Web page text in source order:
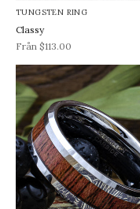
TUNGSTEN RING
Classy
REA-pris
Från $113.00